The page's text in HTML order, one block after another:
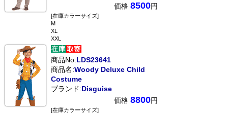
価格 8500円
[在庫カラーサイズ]
M
XL
XXL
商品No:LDS23641
商品名:Woody Deluxe Child
Costume
ブランド:Disguise
価格 8800円
[在庫カラーサイズ]